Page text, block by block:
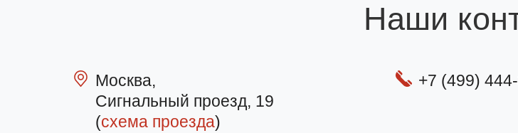
Наши
Москва,
Сигнальный проезд, 19
(схема проезда)
+7 (499)